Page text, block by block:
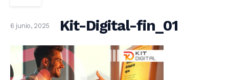
6 junio, 2025 Kit-Digital-fin_01